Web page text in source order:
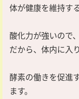
体が健康を維持す
酸化力が強いので
だから、体内に入
酵素の働きを促進
ます。